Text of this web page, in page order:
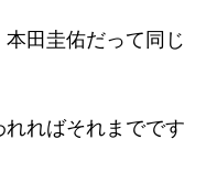
田圭佑だって同じ
れればそれまでです